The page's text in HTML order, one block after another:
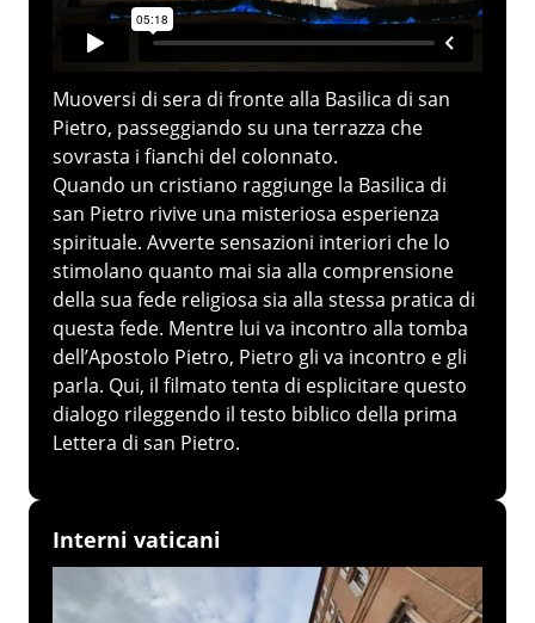
Muoversi di sera di fronte alla Basilica di san
Pietro, passeggiando su una terrazza che
sovrasta i fianchi del colonnato.
Quando un cristiano raggiunge la Basilica di
san Pietro rivive una misteriosa esperienza
spirituale. Avverte sensazioni interiori che lo
stimolano quanto mai sia alla comprensione
della sua fede religiosa sia alla stessa pratica di
questa fede. Mentre lui va incontro alla tomba
dell’Apostolo Pietro, Pietro gli va incontro e gli
parla. Qui, il filmato tenta di esplicitare questo
dialogo rileggendo il testo biblico della prima
Lettera di san Pietro.
Interni vaticani